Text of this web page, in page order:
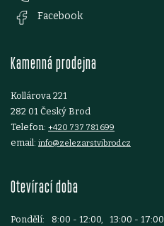
Facebook
Kamenná prodejna
Kollárova 221
282 01 Český Brod
Telefon: +420 737 781 699
email: info@zelezarstvibrod.cz
Otevírací doba
Pondělí:
8:00 - 12:00, 13:00 - 17:00